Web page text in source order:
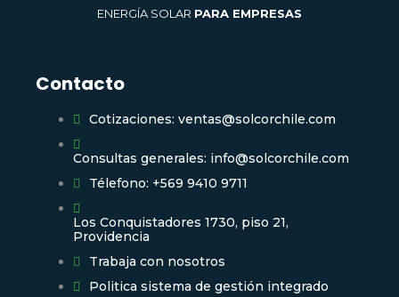
ENERGÍA SOLAR PARA EMPRESAS
Contacto
Cotizaciones: ventas@solcorchile.com
Consultas generales: info@solcorchile.com
Télefono: +569 9410 9711
Los Conquistadores 1730, piso 21,
Providencia
Trabaja con nosotros
Politica sistema de gestión integrado